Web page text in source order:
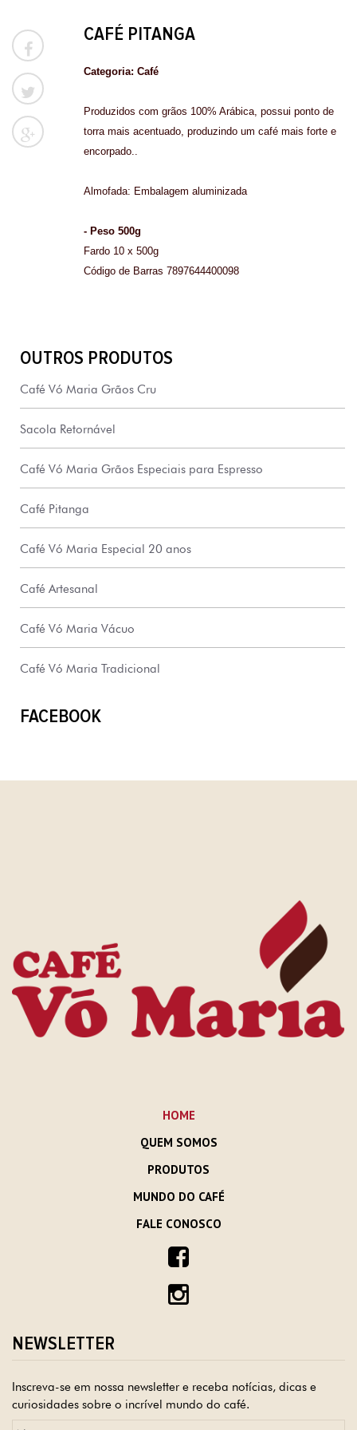



CAFÉ PITANGA
Categoria: Café
Produzidos com grãos 100% Arábica, possui ponto de
torra mais acentuado, produzindo um café mais forte e
encorpado..
Almofada: Embalagem aluminizada
- Peso 500g
Fardo 10 x 500g
Código de Barras 7897644400098
OUTROS PRODUTOS
Café Vó Maria Grãos Cru
Sacola Retornável
Café Vó Maria Grãos Especiais para Espresso
Café Pitanga
Café Vó Maria Especial 20 anos
Café Artesanal
Café Vó Maria Vácuo
Café Vó Maria Tradicional
FACEBOOK
HOME
QUEM SOMOS
PRODUTOS
MUNDO DO CAFÉ
FALE CONOSCO
NEWSLETTER
Inscreva-se em nossa newsletter e receba notícias, dicas e
curiosidades sobre o incrível mundo do café.